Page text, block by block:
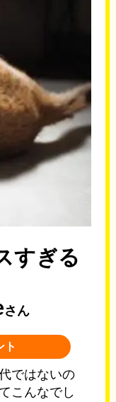
すぎる
さん
ト
ではないの
こんなでし